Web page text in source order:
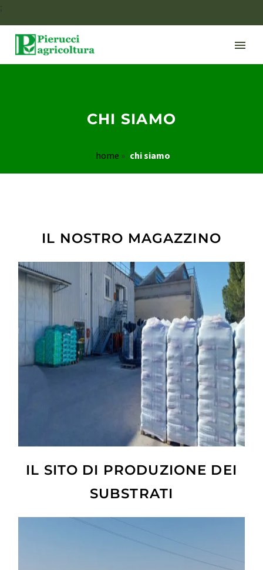
;
CHI SIAMO
home » chi siamo
IL NOSTRO MAGAZZINO
IL SITO DI PRODUZIONE DEI
SUBSTRATI